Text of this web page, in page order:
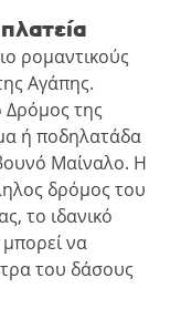
ρομαντικούς
Αγάπης.
της
ή ποδηλατάδα
Μαίναλο. Η
δρόμος του
το ιδανικό
να
του δάσους